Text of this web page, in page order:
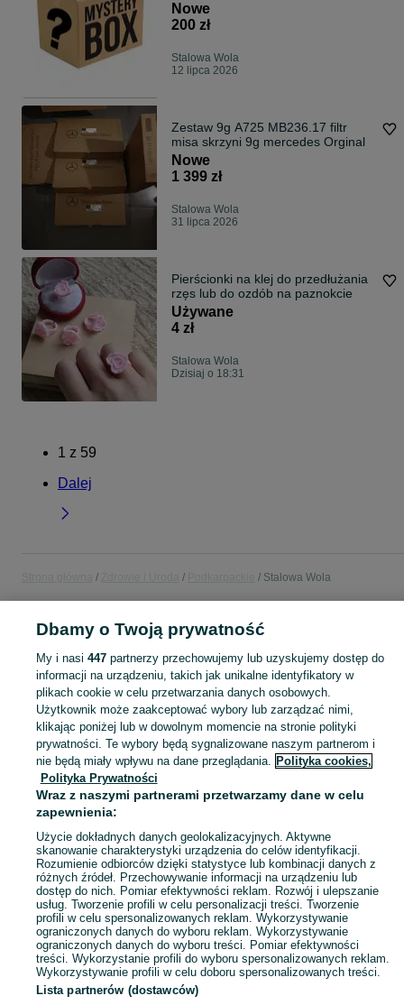
Nowe
200 zł
Stalowa Wola
12 lipca 2026
Zestaw 9g A725 MB236.17 filtr
misa skrzyni 9g mercedes Orginal
Nowe
1 399 zł
Stalowa Wola
31 lipca 2026
Pierścionki na klej do przedłużania
rzęs lub do ozdób na paznokcie
Używane
4 zł
Stalowa Wola
Dzisiaj o 18:31
1 z 59
Dalej
Stalowa Wola
ZDROWIE I URODA
KATEGORIA
Zobacz
Mapa kategorii
Mapa miejscowości
Mapa ministron
Popularne wyszukiwania
Dbamy o Twoją prywatność
My i nasi 447partnerzy przechowujemy lub uzyskujemy dostęp do
informacji na urządzeniu, takich jak unikalne identyfikatory w
plikach cookie w celu przetwarzania danych osobowych.
Użytkownik może zaakceptować wybory lub zarządzać nimi,
klikając poniżej lub w dowolnym momencie na stronie polityki
prywatności. Te wybory będą sygnalizowane naszym partnerom i
nie będą miały wpływu na dane przeglądania. Polityka cookies,
Polityka Prywatności
Wraz z naszymi partnerami przetwarzamy dane w celu
zapewnienia:
Użycie dokładnych danych geolokalizacyjnych. Aktywne
skanowanie charakterystyki urządzenia do celów identyfikacji.
Rozumienie odbiorców dzięki statystyce lub kombinacji danych z
różnych źródeł. Przechowywanie informacji na urządzeniu lub
dostęp do nich. Pomiar efektywności reklam. Rozwój i ulepszanie
usług. Tworzenie profili w celu personalizacji treści. Tworzenie
profili w celu spersonalizowanych reklam. Wykorzystywanie
ograniczonych danych do wyboru reklam. Wykorzystywanie
ograniczonych danych do wyboru treści. Pomiar efektywności
treści. Wykorzystanie profili do wyboru spersonalizowanych reklam.
Wykorzystywanie profili w celu doboru spersonalizowanych treści.
Lista partnerów (dostawców)